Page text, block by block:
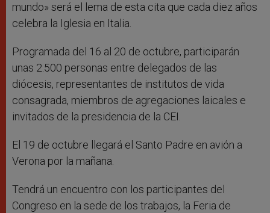
mundo» será el lema de esta cita que cada diez años
celebra la Iglesia en Italia.
Programada del 16 al 20 de octubre, participarán
unas 2.500 personas entre delegados de las
diócesis, representantes de institutos de vida
consagrada, miembros de agregaciones laicales e
invitados de la presidencia de la CEI.
El 19 de octubre llegará el Santo Padre en avión a
Verona por la mañana.
Tendrá un encuentro con los participantes del
Congreso en la sede de los trabajos, la Feria de